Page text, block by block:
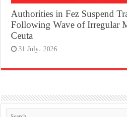
Authorities in Fez Suspend
Following Wave of Irregular
Ceuta
31 July، 2026